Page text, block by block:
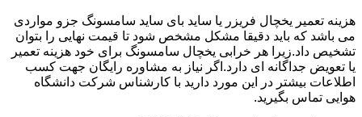
هزینه تعمیر یخچال فریزر یا ساید بای ساید سامسونگ جزو مواردی
می باشد که باید دقیقا مشکل مشخص شود تا قیمت نهایی را بتوان
تشخیص داد.زیرا هر خرابی یخچال سامسونگ برای خود هزینه تعمیر
یا تعویض جداگانه ای دارد.اگر نیاز به مشاوره رایگان جهت کسب
اطلاعات بیشتر در این مورد دارید با کارشناس شرکت دانشگاه
هوایی تماس بگیرید.